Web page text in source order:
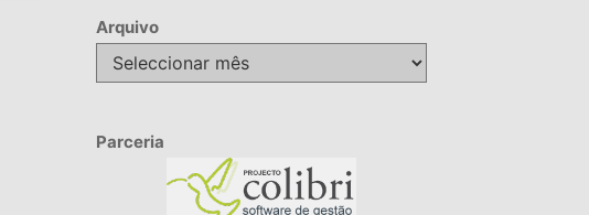
Arquivo
Arquivo
Parceria